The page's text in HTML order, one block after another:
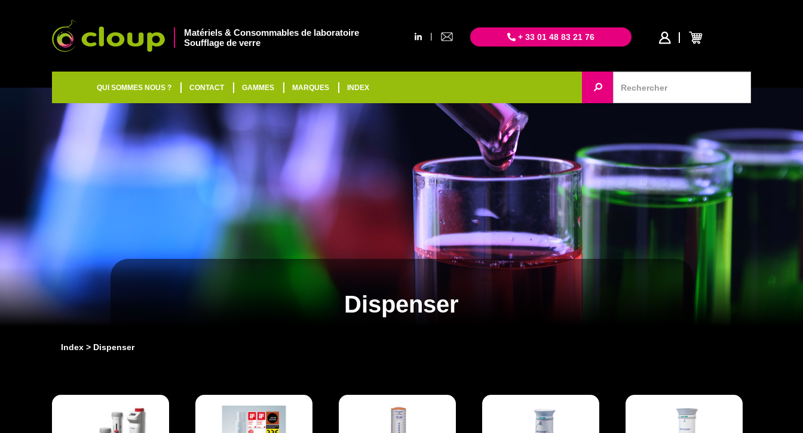
Matériels & Consommables de laboratoire
Soufflage de verre
| + 33 01 48 83 21 76
QUI SOMMES NOUS ? CONTACT GAMMES MARQUES INDEX
Dispenser
Index Dispenser